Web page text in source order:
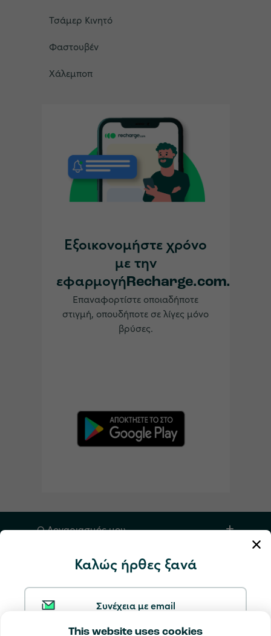
This website uses cookies
Καλώς ήρθες ξανά
Συνέχεια με email
Τσάμερ Κινητό
Φαστουβέν
Χάλεμποπ
Εξοικονομήστε χρόνο
με την
εφαρμογήRecharge.com.
Επαναφορτίστε οποιαδήποτε
στιγμή, οπουδήποτε σε λίγες μόνο
βρύσες.
Ο Λογαριασμός μου
Υπηρεσία και βοήθεια
Προϊόντα